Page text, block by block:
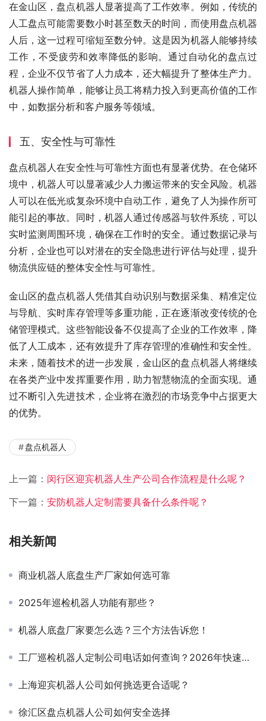
在金山区，盘点机器人显著提高了工作效率。例如，传统的
人工盘点可能需要数小时甚至数天的时间，而使用盘点机器
人后，这一过程可缩短至数分钟。这是因为机器人能够持续
工作，不受疲劳和效率降低的影响。通过自动化的盘点过
程，企业不仅节省了人力成本，还大幅提升了整体生产力。
机器人操作简单，能够让员工将精力投入到更高价值的工作
中，如数据分析和客户服务等领域。
五、安全性与可靠性
盘点机器人在安全性与可靠性方面也有显著优势。在仓储环
境中，机器人可以显著减少人力搬运带来的安全风险。机器
人可以在低光或复杂环境中自动工作，避免了人为操作所可
能引起的事故。同时，机器人通过传感器与软件系统，可以
实时监测周围环境，确保在工作时的安全。通过数据记录与
分析，企业也可以对潜在的安全隐患进行评估与处理，提升
物流供应链的整体安全性与可靠性。
金山区的盘点机器人凭借其自动识别与数据采集、精准定位
与导航、实时库存管理等多重功能，正在逐渐改变传统的仓
储管理模式。这些智能设备不仅提高了企业的工作效率，降
低了人工成本，还有效提升了库存管理的准确性和安全性。
未来，随着技术的进一步发展，金山区的盘点机器人将继续
在各类产业中发挥重要作用，助力智慧物流的全面实现。通
过不断引入先进技术，企业将在激烈的市场竞争中占据更大
的优势。
盘点机器人
上一篇： 闵行区迎宾机器人生产公司合作流程是什么呢？
下一篇： 安防机器人定制需要具备什么条件呢？
相关新闻
商业机器人底盘生产厂家如何选可靠
2025年巡检机器人功能有那些？
机器人底盘厂家要怎么选？三个方法告诉您！
工厂巡检机器人定制公司电话如何查询？2026年快速查询定制智能机器人联系方式总结！
上海迎宾机器人公司如何挑选更合适呢？
徐汇区盘点机器人公司如何安全选择